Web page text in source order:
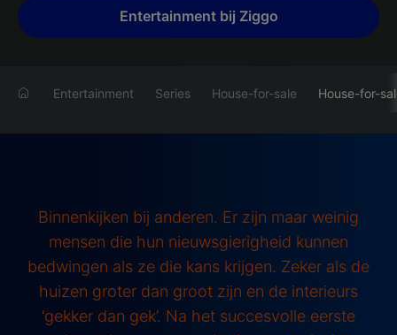
Entertainment bij Ziggo
Entertainment Series House-for-sale House-for-
Binnenkijken bij anderen. Er zijn maar weinig
mensen die hun nieuwsgierigheid kunnen
bedwingen als ze die kans krijgen. Zeker als de
huizen groter dan groot zijn en de interieurs
‘gekker dan gek’. Na het succesvolle eerste